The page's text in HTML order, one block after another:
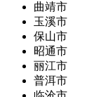
曲靖市
玉溪市
保山市
昭通市
丽江市
普洱市